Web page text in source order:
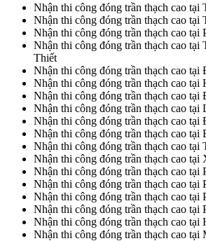
Nhận thi công đóng trần thạch cao tại
Nhận thi công đóng trần thạch cao tại
Nhận thi công đóng trần thạch cao tại
Nhận thi công đóng trần thạch cao tại
Thiết
Nhận thi công đóng trần thạch cao
Nhận thi công đóng trần thạch cao
Nhận thi công đóng trần thạch cao
Nhận thi công đóng trần thạch cao tại
Nhận thi công đóng trần thạch cao
Nhận thi công đóng trần thạch cao
Nhận thi công đóng trần thạch cao tại
Nhận thi công đóng trần thạch cao tại
Nhận thi công đóng trần thạch cao tại
Nhận thi công đóng trần thạch cao tại
Nhận thi công đóng trần thạch cao tại
Nhận thi công đóng trần thạch cao tại
Nhận thi công đóng trần thạch cao tại
Nhận thi công đóng trần thạch cao tại